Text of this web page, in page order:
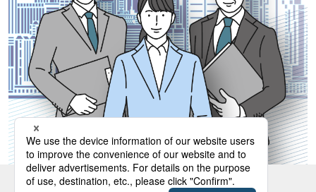
よくあるご質問（Q&A）
出光クレジットトップ